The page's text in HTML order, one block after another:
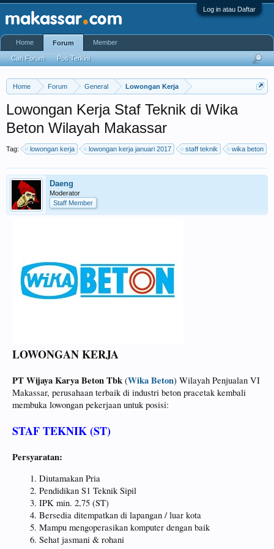
Log in atau Daftar
Home Forum General Lowongan Kerja
Lowongan Kerja Staf Teknik di Wika
Beton Wilayah Makassar
Tag: lowongan kerja lowongan kerja januari 2017 staff teknik wika beton
Daeng
Moderator
Staff Member
LOWONGAN KERJA
PT Wijaya Karya Beton Tbk (Wika Beton) Wilayah Penjualan VI
Makassar, perusahaan terbaik di industri beton pracetak kembali
membuka lowongan pekerjaan untuk posisi:
STAF TEKNIK (ST)
Persyaratan:
Diutamakan Pria
Pendidikan S1 Teknik Sipil
IPK min. 2,75 (ST)
Bersedia ditempatkan di lapangan / luar kota
Mampu mengoperasikan komputer dengan baik
Sehat jasmani & rohani
Home Forum
Cari Forum Pos Terkini
Member